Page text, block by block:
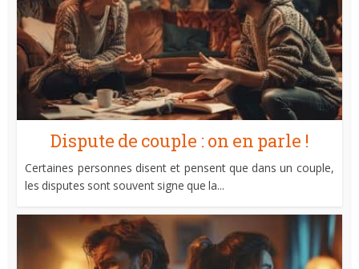
Dispute de couple : on en parle !
Certaines personnes disent et pensent que dans un couple,
les disputes sont souvent signe que la...